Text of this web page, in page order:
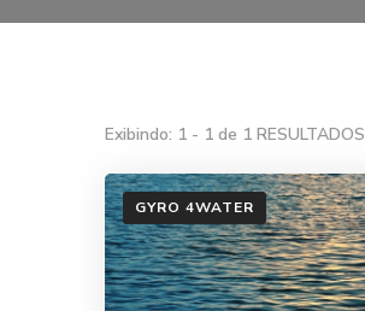
Exibindo: 1 - 1 de 1 RESULTADOS
GYRO 4WATER